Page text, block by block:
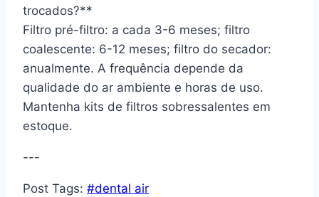
trocados?**
Filtro pré-filtro: a cada 3-6 meses; filtro
coalescente: 6-12 meses; filtro do secador:
anualmente. A frequência depende da
qualidade do ar ambiente e horas de uso.
Mantenha kits de filtros sobressalentes em
estoque.
---
Post Tags: #dental air